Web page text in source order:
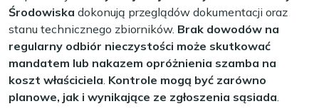
Środowiska dokonują przeglądów dokumentacji oraz
stanu technicznego zbiorników. Brak dowodów na
regularny odbiór nieczystości może skutkować
mandatem lub nakazem opróżnienia szamba na
koszt właściciela. Kontrole mogą być zarówno
planowe, jak i wynikające ze zgłoszenia sąsiada.